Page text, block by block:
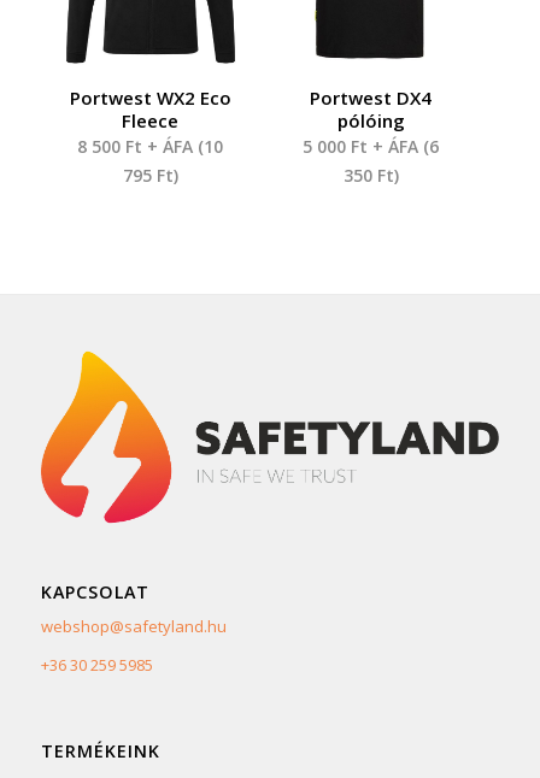
Portwest WX2 Eco
Fleece
8 500 Ft + ÁFA (10
795 Ft)
Portwest DX4
pólóing
5 000 Ft + ÁFA (6
350 Ft)
KAPCSOLAT
webshop@safetyland.hu
+36 30 259 5985
TERMÉKEINK